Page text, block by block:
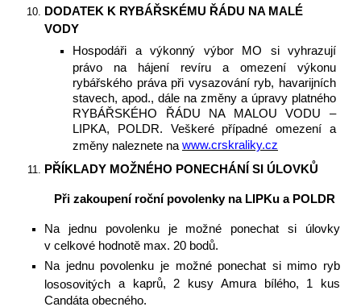
DODATEK K RYBÁŘSKÉMU ŘÁDU NA MALÉ
VODY
Hospodáři a výkonný výbor MO si vyhrazují
právo na hájení revíru a omezení výkonu
rybářského práva při vysazování ryb, havarijních
stavech, apod., dále na změny a úpravy platného
RYBÁŘSKÉHO ŘÁDU NA MALOU VODU –
LIPKA, POLDR. Veškeré případné omezení a
změny naleznete na www.crskraliky.cz
PŘÍKLADY MOŽNÉHO PONECHÁNÍ SI ÚLOVKŮ
Při zakoupení roční povolenky na LIPKu a POLDR
Na jednu povolenku je možné ponechat si úlovky
v celkové hodnotě max. 20 bodů.
Na jednu povolenku je možné ponechat si mimo ryb
lososovitých a kaprů, 2 kusy Amura bílého, 1 kus
Candáta obecného.